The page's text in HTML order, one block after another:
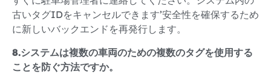
古いタグIDをキャンセルできます’安全性を確保するため
に新しいバックエンドを再発行します。
8.システムは複数の車両のための複数のタグを使用する
ことを防ぐ方法ですか。